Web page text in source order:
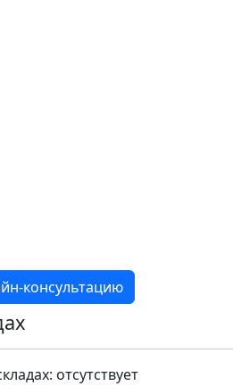
консультацию
отсутствует